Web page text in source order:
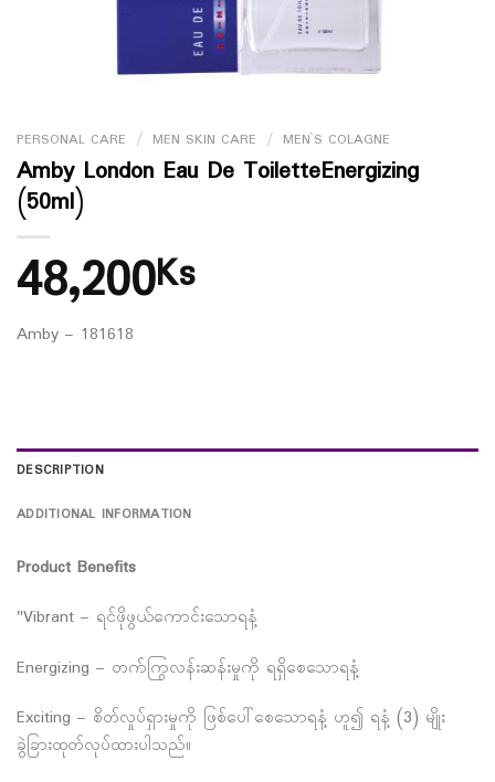
PERSONAL CARE / MEN SKIN CARE / MEN`S COLAGNE
Amby London Eau De ToiletteEnergizing
(50ml)
48,200Ks
Amby – 181618
DESCRIPTION
ADDITIONAL INFORMATION
Product Benefits
"Vibrant – ရင်ဖိုဖွယ်ကောင်းသောရနံ့
Energizing – တက်ကြွလန်းဆန်းမှုကို ရရှိစေသောရနံ့
Exciting – စိတ်လှုပ်ရှားမှုကို ဖြစ်ပေါ်စေသောရနံ့ ဟူ၍ ရနံ့ (3) မျိုး
ခွဲခြားထုတ်လုပ်ထားပါသည်။